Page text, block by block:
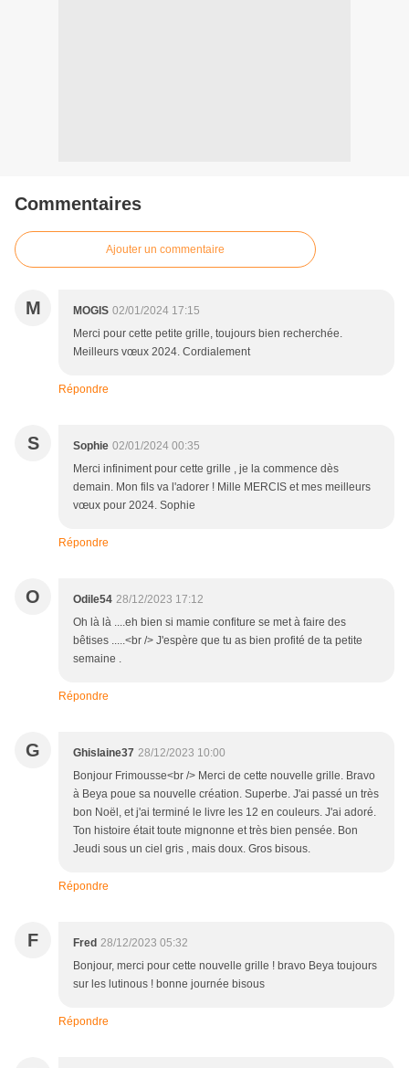
Commentaires
Ajouter un commentaire
M MOGIS 02/01/2024 17:15
Merci pour cette petite grille, toujours bien recherchée.
Meilleurs vœux 2024. Cordialement
Répondre
S Sophie 02/01/2024 00:35
Merci infiniment pour cette grille , je la commence dès
demain. Mon fils va l'adorer ! Mille MERCIS et mes meilleurs
vœux pour 2024. Sophie
Répondre
O Odile54 28/12/2023 17:12
Oh là là ....eh bien si mamie confiture se met à faire des
bêtises .....<br /> J'espère que tu as bien profité de ta petite
semaine .
Répondre
G Ghislaine37 28/12/2023 10:00
Bonjour Frimousse<br /> Merci de cette nouvelle grille. Bravo
à Beya poue sa nouvelle création. Superbe. J'ai passé un très
bon Noël, et j'ai terminé le livre les 12 en couleurs. J'ai adoré.
Ton histoire était toute mignonne et très bien pensée. Bon
Jeudi sous un ciel gris , mais doux. Gros bisous.
Répondre
F Fred 28/12/2023 05:32
Bonjour, merci pour cette nouvelle grille ! bravo Beya toujours
sur les lutinous ! bonne journée bisous
Répondre